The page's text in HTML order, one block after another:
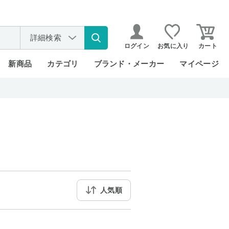
詳細検索
ログイン お気に入り カート
新商品 カテゴリ ブランド・メーカー マイページ
人気順